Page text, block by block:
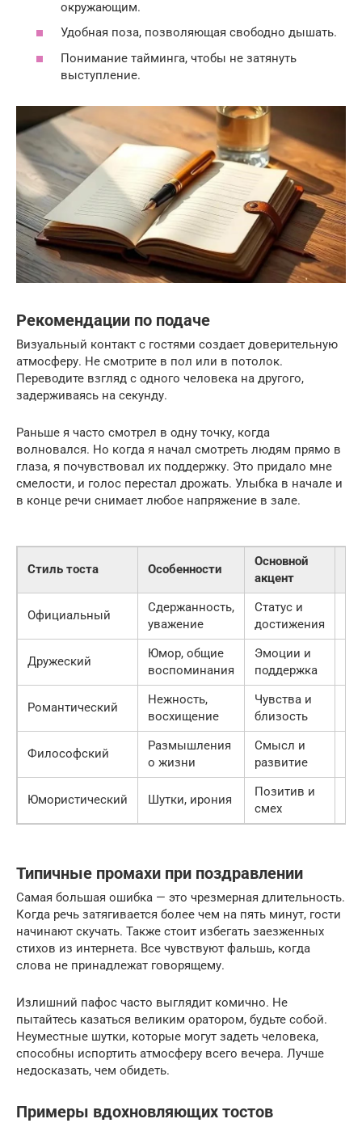
окружающим.
Удобная поза, позволяющая свободно дышать.
Понимание тайминга, чтобы не затянуть
выступление.
Рекомендации по подаче
Визуальный контакт с гостями создает доверительную
атмосферу. Не смотрите в пол или в потолок.
Переводите взгляд с одного человека на другого,
задерживаясь на секунду.
Раньше я часто смотрел в одну точку, когда
волновался. Но когда я начал смотреть людям прямо в
глаза, я почувствовал их поддержку. Это придало мне
смелости, и голос перестал дрожать. Улыбка в начале и
в конце речи снимает любое напряжение в зале.
Стиль тоста Особенности
Основной
акцент
Официальный
Сдержанность,
уважение
Статус и
достижения
Дружеский
Юмор, общие
воспоминания
Эмоции и
поддержка
Романтический
Нежность,
восхищение
Чувства и
близость
Философский
Размышления
о жизни
Смысл и
развитие
Юмористический Шутки, ирония
Позитив и
смех
Типичные промахи при поздравлении
Самая большая ошибка — это чрезмерная длительность.
Когда речь затягивается более чем на пять минут, гости
начинают скучать. Также стоит избегать заезженных
стихов из интернета. Все чувствуют фальшь, когда
слова не принадлежат говорящему.
Излишний пафос часто выглядит комично. Не
пытайтесь казаться великим оратором, будьте собой.
Неуместные шутки, которые могут задеть человека,
способны испортить атмосферу всего вечера. Лучше
недосказать, чем обидеть.
Примеры вдохновляющих тостов